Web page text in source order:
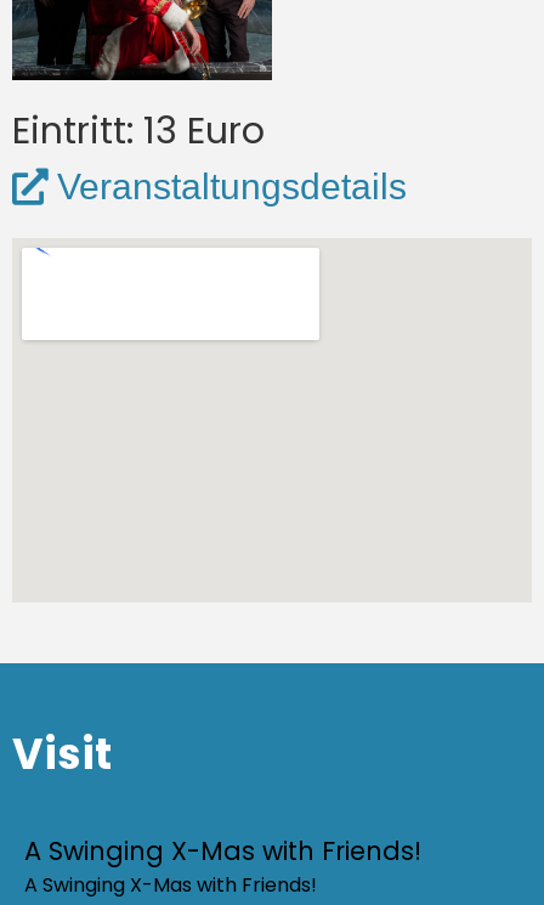
Eintritt: 13 Euro
Veranstaltungsdetails
Visit
A Swinging X-Mas with Friends!
A Swinging X-Mas with Friends!